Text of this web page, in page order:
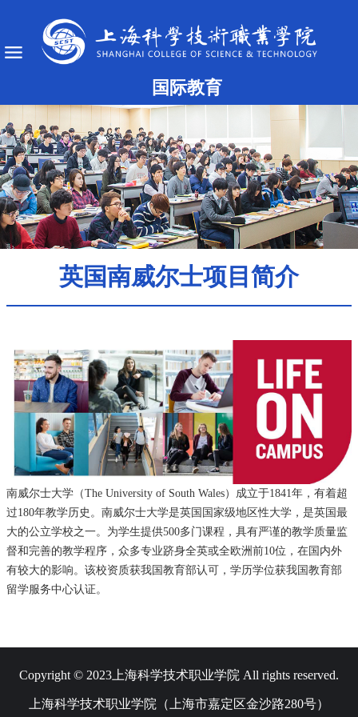
国际教育
英国南威尔士项目简介
南威尔士大学（The University of South Wales）成立于1841年，有着超
过180年教学历史。南威尔士大学是英国国家级地区性大学，是英国最
大的公立学校之一。为学生提供500多门课程，具有严谨的教学质量监
督和完善的教学程序，众多专业跻身全英或全欧洲前10位，在国内外
有较大的影响。该校资质获我国教育部认可，学历学位获我国教育部
留学服务中心认证。
Copyright © 2023上海科学技术职业学院 All rights reserved.
上海科学技术职业学院（上海市嘉定区金沙路280号）